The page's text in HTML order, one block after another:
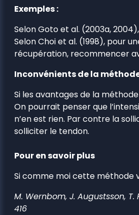
Exemples :
Selon Goto et al. (2003a,
Selon Choi et al. (1998), pour
récupération, recommencer
Inconvénients de la
Si les avantages de la
On pourrait penser que
n’en est rien. Par contre la
solliciter le tendon.
Pour en savoir plus
Si comme moi cette méthode
M. Wernbom, J. Augustsson,
416